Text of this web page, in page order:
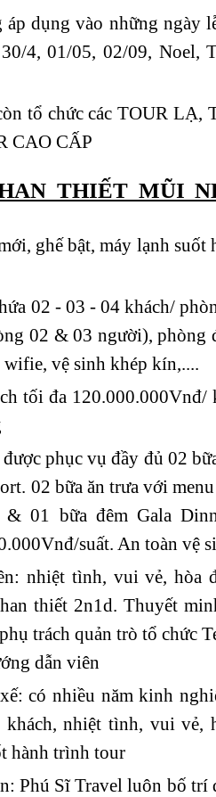
áp dụng vào những ngày
4, 01/05, 02/09, Noel,
tổ chức các TOUR LẠ,
CAO CẤP
THIẾT MŨI
ghế bật, máy lạnh
02 - 03 - 04 khách/
02 & 03 người), phòng
vệ sinh khép kín,....
tối đa 120.000.000Vnđ/
phục vụ đầy đủ 02
02 bữa ăn trưa với
& 01 bữa đêm Gala
suất. An toàn vệ
nhiệt tình, vui vẻ, hòa
thiết 2n1d. Thuyết
trách quản trò tổ chức
dẫn viên
có nhiều năm kinh
khách, nhiệt tình, vui vẻ,
hành trình tour
Phú Sĩ Travel luôn bố trí